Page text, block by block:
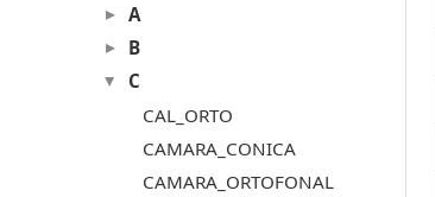
A
B
C
CAL_ORTO
CAMARA_CONICA
CAMARA_ORTOFONAL